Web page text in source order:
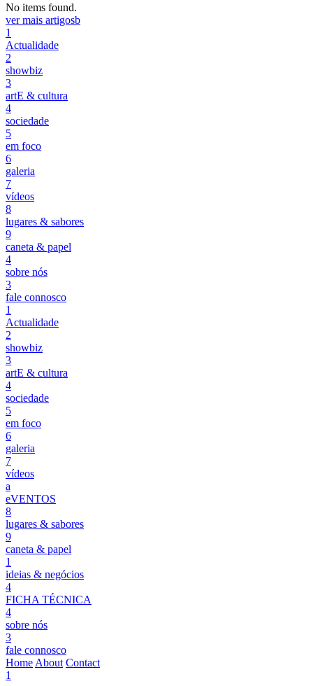
No items found.
ver mais artigosb
1
Actualidade
2
showbiz
3
artE & cultura
4
sociedade
5
em foco
6
galeria
7
vídeos
8
lugares & sabores
9
caneta & papel
4
sobre nós
3
fale connosco
1
Actualidade
2
showbiz
3
artE & cultura
4
sociedade
5
em foco
6
galeria
7
vídeos
a
eVENTOS
8
lugares & sabores
9
caneta & papel
1
ideias & negócios
4
FICHA TÉCNICA
4
sobre nós
3
fale connosco
Home About Contact
1